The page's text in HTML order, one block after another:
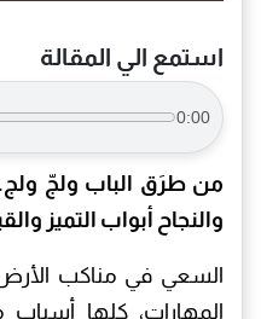
استمع الي المقالة
0:00
من طرَق الباب ولجّ
والنجاح أبواب التميز
السعي في مناكب
المهارات، كلها أسباب